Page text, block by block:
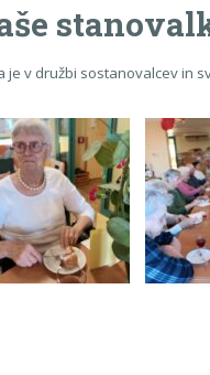
v družbi sostanovalcev in